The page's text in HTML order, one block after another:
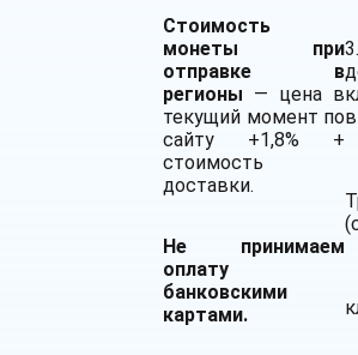
Стоимость
монеты при
отправке в
регионы — цена в
текущий момент по
сайту +1,8% +
стоимость
доставки.
Не принимаем
оплату
банковскими
картами.